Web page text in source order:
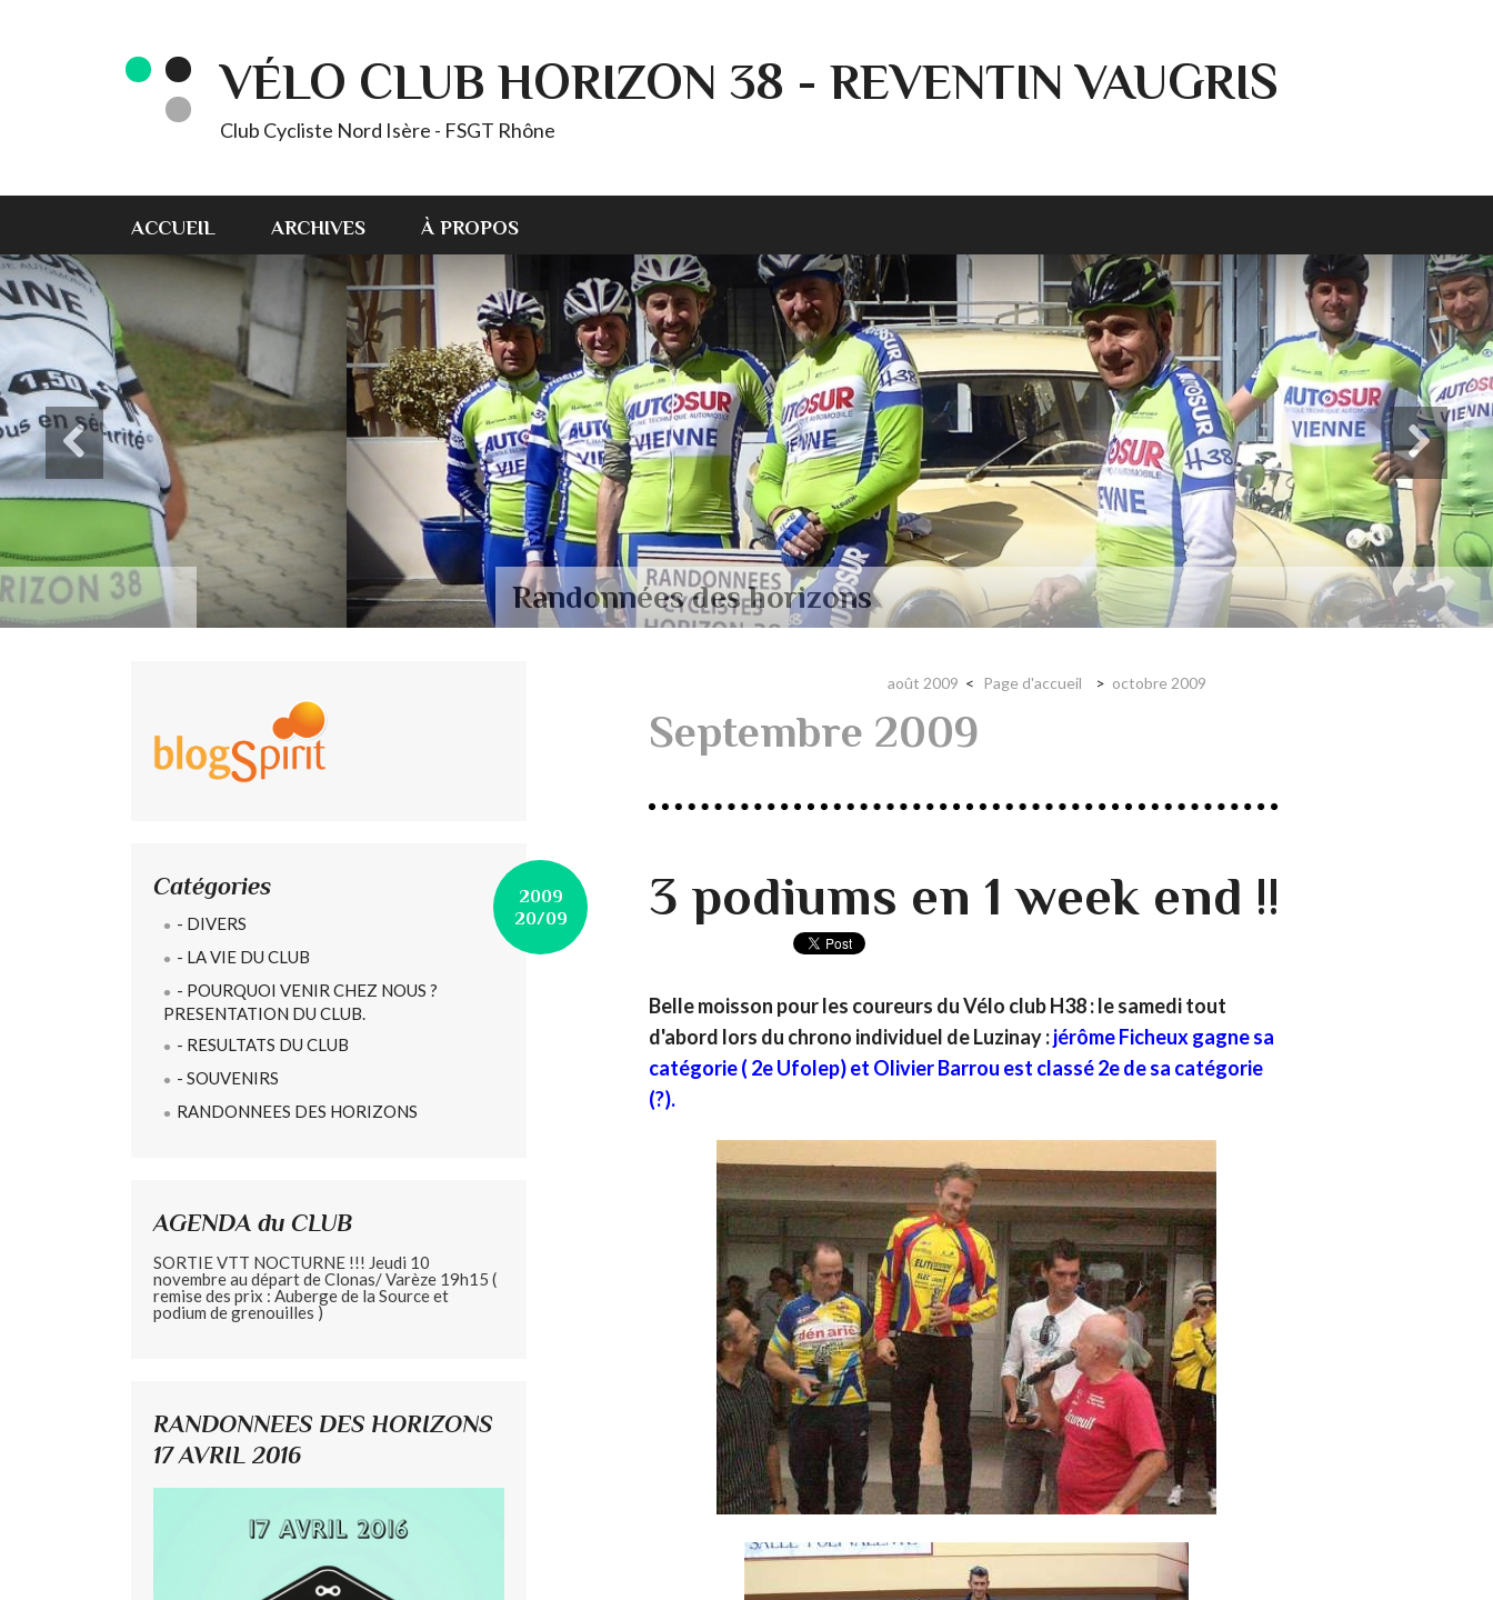
VÉLO CLUB HORIZON 38 - REVENTIN VAUGRIS
Club Cycliste Nord Isère - FSGT Rhône
ACCUEIL ARCHIVES À PROPOS
Randonnées des horizons
Catégories
- DIVERS
- LA VIE DU CLUB
- POURQUOI VENIR CHEZ NOUS ?
PRESENTATION DU CLUB.
- RESULTATS DU CLUB
- SOUVENIRS
RANDONNEES DES HORIZONS
AGENDA du CLUB
SORTIE VTT NOCTURNE !!! Jeudi 10
novembre au départ de Clonas/ Varèze 19h15 (
remise des prix : Auberge de la Source et
podium de grenouilles )
RANDONNEES DES HORIZONS
17 AVRIL 2016
août 2009 Page d'accueil octobre 2009
Septembre 2009
2009
20/09
3 podiums en 1 week end !!
Belle moisson pour les coureurs du Vélo club H38 : le samedi tout
d'abord lors du chrono individuel de Luzinay :jérôme Ficheux gagne sa
catégorie ( 2e Ufolep) et Olivier Barrou est classé 2e de sa catégorie
(?).